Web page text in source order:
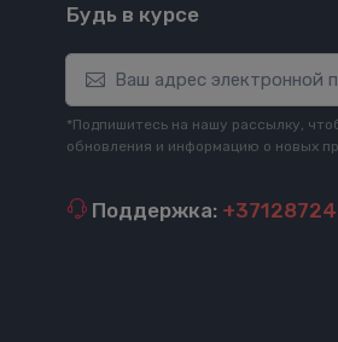
Будь в курсе
*Подпишитесь на нашу рассылку,
обновления и информацию о новых
Поддержка: